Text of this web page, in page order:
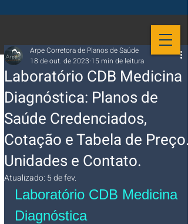
Laboratório CDB Medicina
Diagnóstica: Planos de
Saúde Credenciados,
Cotação e Tabela de Preço.
Unidades e Contato.
Arpe Corretora de Planos de Saúde
18 de out. de 2023 15 min de leitura
Atualizado: 5 de fev.
Laboratório CDB Medicina
Diagnóstica